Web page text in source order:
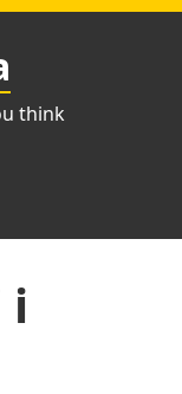
think
i